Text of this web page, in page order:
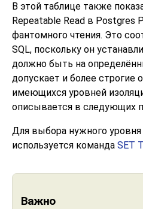
В этой таблице также
Repeatable Read в Postgres
фантомного чтения. Это
SQL, поскольку он
должно быть на
допускает и более строгие
имеющихся уровней
описывается в следующих
Для выбора нужного уровня
используется команда SET
Важно